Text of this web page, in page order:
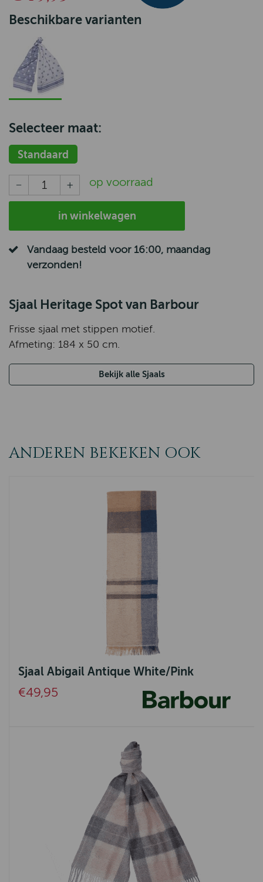
Beschikbare varianten
Selecteer maat:
Standaard
op voorraad
in winkelwagen
Vandaag besteld voor 16:00, maandag
verzonden!
Sjaal Heritage Spot van Barbour
Frisse sjaal met stippen motief.
Afmeting: 184 x 50 cm.
Bekijk alle Sjaals
ANDEREN BEKEKEN OOK
Sjaal Abigail Antique White/Pink
€49,95